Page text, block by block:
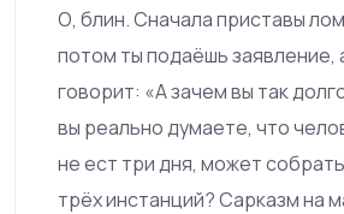
О, блин. Сначала приставы
потом ты подаёшь заявление,
говорит: «А зачем вы так
вы реально думаете, что
не ест три дня, может
трёх инстанций? Сарказм на